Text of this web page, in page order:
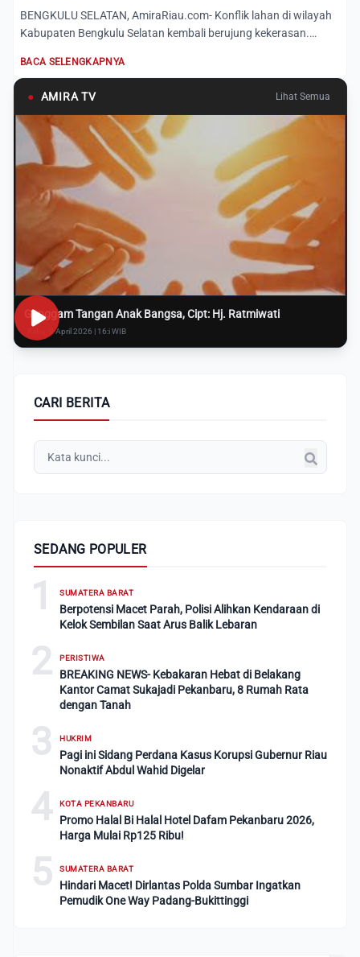
BENGKULU SELATAN, AmiraRiau.com- Konflik lahan di wilayah
Kabupaten Bengkulu Selatan kembali berujung kekerasan.
BACA SELENGKAPNYA
● AMIRA TV Lihat Semua
Genggam Tangan Anak Bangsa, Cipt: Hj. Ratmiwati
Rabu, 8 April 2026 | 16:i WIB
CARI BERITA
SEDANG POPULER
1 SUMATERA BARAT
Berpotensi Macet Parah, Polisi Alihkan Kendaraan di
Kelok Sembilan Saat Arus Balik Lebaran
2 PERISTIWA
BREAKING NEWS- Kebakaran Hebat di Belakang
Kantor Camat Sukajadi Pekanbaru, 8 Rumah Rata
dengan Tanah
3 HUKRIM
Pagi ini Sidang Perdana Kasus Korupsi Gubernur Riau
Nonaktif Abdul Wahid Digelar
4 KOTA PEKANBARU
Promo Halal Bi Halal Hotel Dafam Pekanbaru 2026,
Harga Mulai Rp125 Ribu!
5 SUMATERA BARAT
Hindari Macet! Dirlantas Polda Sumbar Ingatkan
Pemudik One Way Padang-Bukittinggi